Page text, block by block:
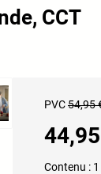
CCT
PVC54,95
Contenu :